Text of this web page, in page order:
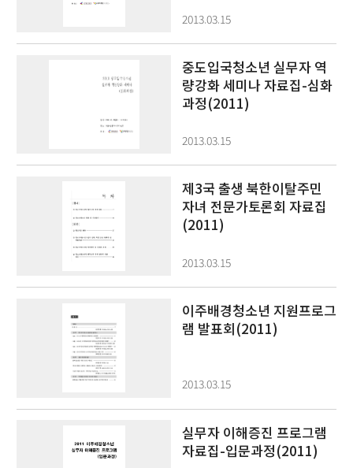
2013.03.15
중도입국청소년 실무자 역
량강화 세미나 자료집-심화
과정(2011)
2013.03.15
제3국 출생 북한이탈주민
자녀 전문가토론회 자료집
(2011)
2013.03.15
이주배경청소년 지원프로그
램 발표회(2011)
2013.03.15
실무자 이해증진 프로그램
자료집-입문과정(2011)